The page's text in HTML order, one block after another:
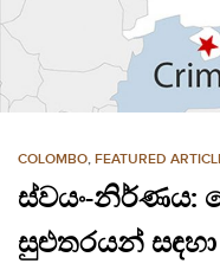
o
t
e
COLOMBO, FEATURED
ස්වයං-නිර්ණය:
සුළුතරයන්